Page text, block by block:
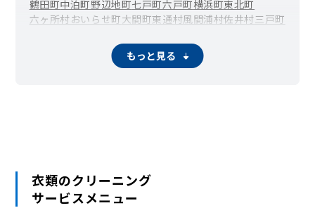
鶴田町中泊町野辺地町七戸町六戸町横浜町東北町
六ヶ所村おいらせ町大間町東通村風間浦村佐井村三戸町
もっと見る
衣類のクリーニング
サービスメニュー